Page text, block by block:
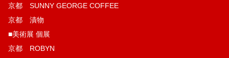
京都 SUNNY GEORGE COFFEE
京都 漬物
■美術展 個展
京都 ROBYN